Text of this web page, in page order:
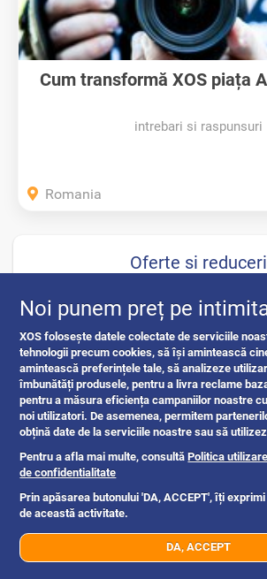
07xx xxx xxx
Cum transformă XOS piața
intrebari si raspunsuri
Romania
Oferte si reduceri
Noi punem preț pe
XOS folosește datele colectate de serviciile
tehnologii precum cookies, să își amintească
amintească preferințele tale, să analizeze
îmbunătăți produsele, pentru a livra reclame
pentru a măsura eficiența campaniilor noastre
noi utilizatori. De asemenea, permitem
obțină date de la serviciile noastre sau să
Pentru a afla mai multe, consultăPolitica
de confidentialitate
Prin apăsarea butonului 'DA, ACCEPT', îți
de această activitate.
DA, ACCEPT